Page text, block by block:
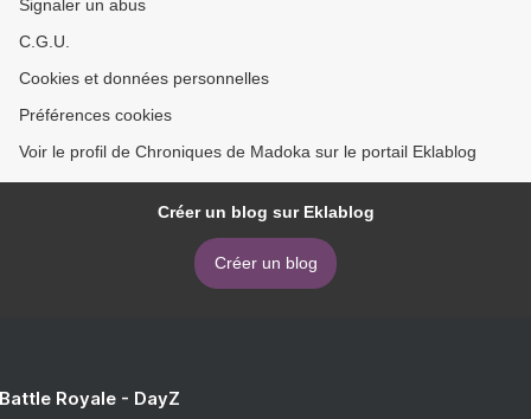
Signaler un abus
C.G.U.
Cookies et données personnelles
Préférences cookies
Voir le profil de Chroniques de Madoka sur le portail Eklablog
Créer un blog sur Eklablog
Créer un blog
Royale - DayZ